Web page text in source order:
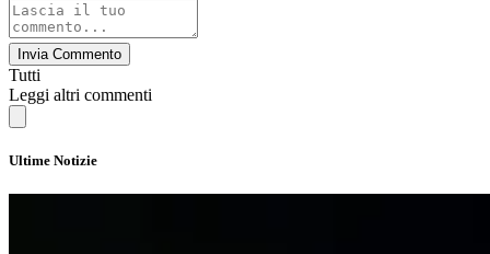
Invia Commento
Tutti
Leggi altri commenti
Ultime Notizie